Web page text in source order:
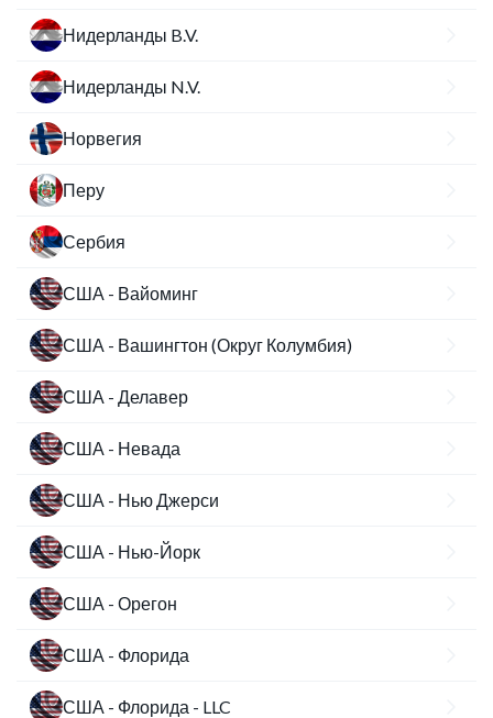
Нидерланды B.V.
Нидерланды N.V.
Норвегия
Перу
Сербия
США - Вайоминг
США - Вашингтон (Округ Колумбия)
США - Делавер
США - Невада
США - Нью Джерси
США - Нью-Йорк
США - Орегон
США - Флорида
США - Флорида - LLC